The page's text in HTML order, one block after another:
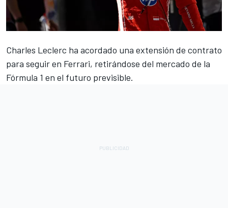
Charles Leclerc ha acordado una extensión de contrato
para seguir en Ferrari, retirándose del mercado de la
Fórmula 1 en el futuro previsible.